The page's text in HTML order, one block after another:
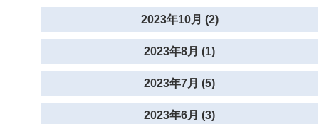
2023年10月 (2)
2023年8月 (1)
2023年7月 (5)
2023年6月 (3)